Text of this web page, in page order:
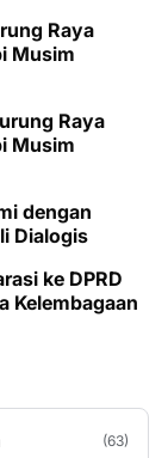
Raya
Musim
Raya
Musim
dengan
Dialogis
ke DPRD
Kelembagaan
(63)